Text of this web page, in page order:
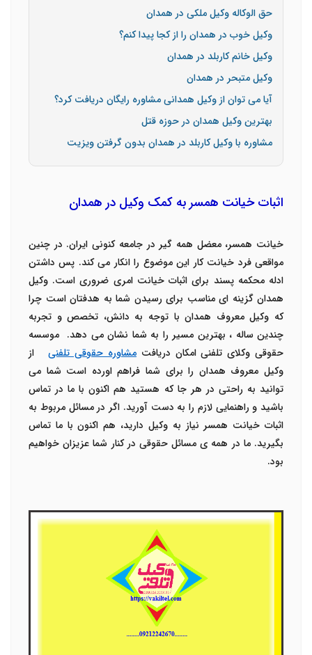
حق الوکاله وکیل ملکی در همدان
وکیل خوب در همدان را از کجا پیدا کنم؟
وکیل خانم کاربلد در همدان
وکیل متبحر در همدان
آیا می توان از وکیل همدانی مشاوره رایگان دریافت کرد؟
بهترین وکیل همدان در حوزه قتل
مشاوره با وکیل کاربلد در همدان بدون گرفتن ویزیت
اثبات خیانت همسر به کمک وکیل در همدان
خیانت همسر، معضل همه گیر در جامعه کنونی ایران. در چنین
مواقعی فرد خیانت کار این موضوع را انکار می کند. پس داشتن
ادله محکمه پسند برای اثبات خیانت امری ضروری است. وکیل
همدان گزینه ای مناسب برای رسیدن شما به هدفتان است چرا
که وکیل معروف همدان با توجه به دانش، تخصص و تجربه
چندین ساله ، بهترین مسیر را به شما نشان می دهد. موسسه
حقوقی وکلای تلفنی امکان دریافت مشاوره حقوقی تلفنیاز
وکیل معروف همدان را برای شما فراهم اورده است شما می
توانید به راحتی در هر جا که هستید هم اکنون با ما در تماس
باشید و راهنمایی لازم را به دست آورید. اگر در مسائل مربوط به
اثبات خیانت همسر نیاز به وکیل دارید، هم اکنون با ما تماس
بگیرید. ما در همه ی مسائل حقوقی در کنار شما عزیزان خواهیم
بود.